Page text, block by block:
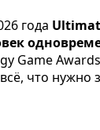
года
Game
что нужно